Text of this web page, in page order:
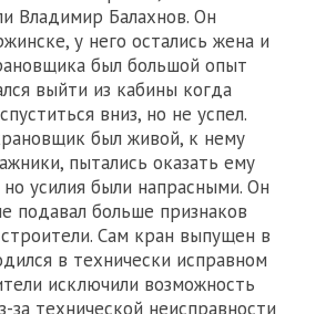
Владимир Балахнов. Он
у него остались жена и
был большой опыт
выйти из кабины когда
вниз, но не успел.
был живой, к нему
пытались оказать ему
усилия были напрасными. Он
подавал больше признаков
строители. Сам кран выпущен в
в технически исправном
исключили возможность
за технической неисправности